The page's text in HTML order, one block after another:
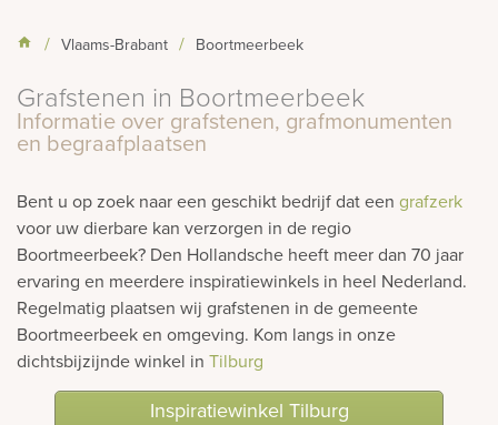
ook:
Vlaams-Brabant Boortmeerbeek
Grafstenen in Boortmeerbeek
Informatie over grafstenen, grafmonumenten
en begraafplaatsen
Bent u op zoek naar een geschikt bedrijf dat een grafzerk
voor uw dierbare kan verzorgen in de regio
Boortmeerbeek? Den Hollandsche heeft meer dan 70 jaar
ervaring en meerdere inspiratiewinkels in heel Nederland.
Regelmatig plaatsen wij grafstenen in de gemeente
Boortmeerbeek en omgeving. Kom langs in onze
dichtsbijzijnde winkel in Tilburg
Inspiratiewinkel Tilburg